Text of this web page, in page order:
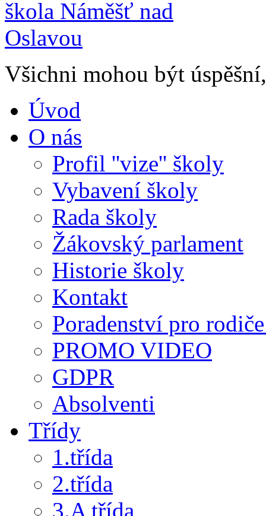
Všichni mohou být
Úvod
O nás
Profil ''vize'' školy
Vybavení školy
Rada školy
Žákovský parlament
Historie školy
Kontakt
Poradenství pro
PROMO VIDEO
GDPR
Absolventi
Třídy
1.třída
2.třída
3.A třída